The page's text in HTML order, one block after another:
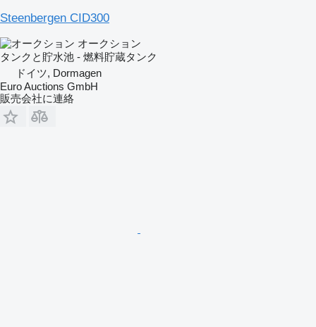
Steenbergen CID300
オークション
タンクと貯水池 - 燃料貯蔵タンク
ドイツ, Dormagen
Euro Auctions GmbH
販売会社に連絡